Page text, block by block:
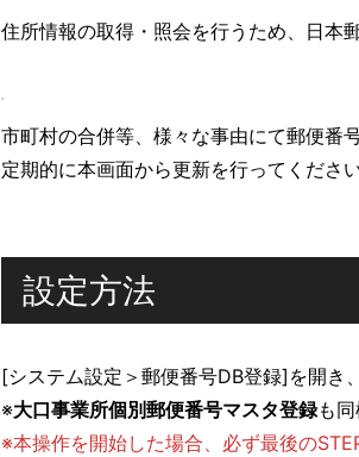
住所情報の取得・照会を行うため、日本
市町村の合併等、様々な事由にて郵便番
定期的に本画面から更新を行ってください
設定方法
[システム設定＞郵便番号DB登録]を開き
※大口事業所個別郵便番号マスタ登録も
※本操作を開始した場合、必ず最後の